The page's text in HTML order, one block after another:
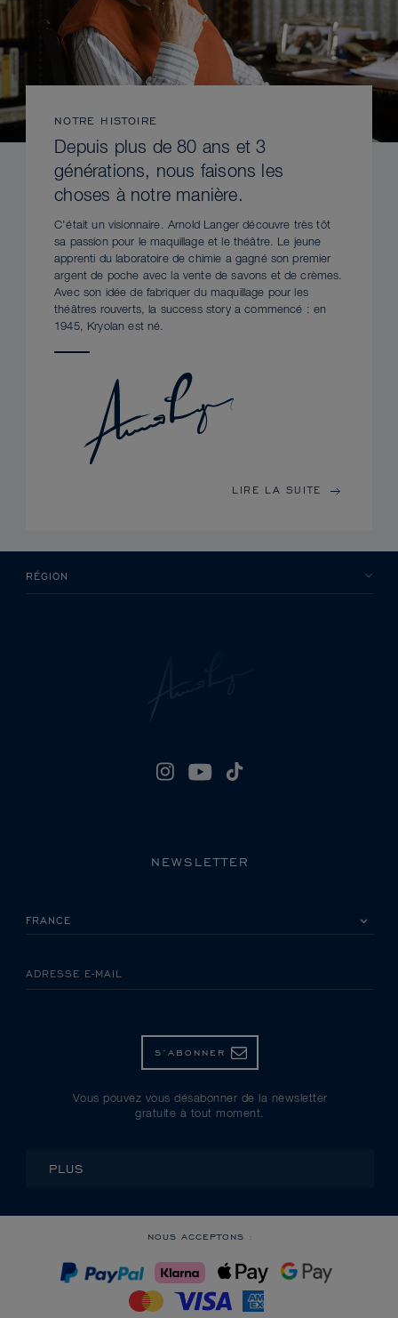
NOTRE HISTOIRE
Depuis plus de 80 ans et 3
générations, nous faisons les
choses à notre manière.
C'était un visionnaire. Arnold Langer découvre très tôt
sa passion pour le maquillage et le théâtre. Le jeune
apprenti du laboratoire de chimie a gagné son premier
argent de poche avec la vente de savons et de crèmes.
Avec son idée de fabriquer du maquillage pour les
théâtres rouverts, la success story a commencé : en
1945, Kryolan est né.
LIRE LA SUITE
RÉGION
NEWSLETTER
ADRESSE E-MAIL
S’ABONNER
Vous pouvez vous désabonner de la newsletter
gratuite à tout moment.
PLUS
NOUS ACCEPTONS :